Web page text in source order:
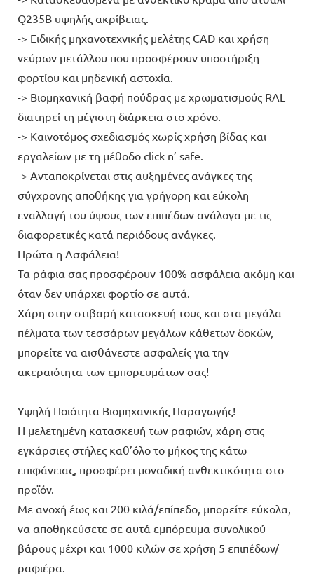
Q235B υψηλής ακρίβειας.
-> Ειδικής μηχανοτεχνικής μελέτης CAD και χρήση
νεύρων μετάλλου που προσφέρουν υποστήριξη
φορτίου και μηδενική αστοχία.
-> Βιομηχανική βαφή πούδρας με χρωματισμούς RAL
διατηρεί τη μέγιστη διάρκεια στο χρόνο.
-> Καινοτόμος σχεδιασμός χωρίς χρήση βίδας και
εργαλείων με τη μέθοδο click n’ safe.
-> Ανταποκρίνεται στις αυξημένες ανάγκες της
σύγχρονης αποθήκης για γρήγορη και εύκολη
εναλλαγή του ύψους των επιπέδων ανάλογα με τις
διαφορετικές κατά περιόδους ανάγκες.
Πρώτα η Ασφάλεια!
Τα ράφια σας προσφέρουν 100% ασφάλεια ακόμη και
όταν δεν υπάρχει φορτίο σε αυτά.
Χάρη στην στιβαρή κατασκευή τους και στα μεγάλα
πέλματα των τεσσάρων μεγάλων κάθετων δοκών,
μπορείτε να αισθάνεστε ασφαλείς για την
ακεραιότητα των εμπορευμάτων σας!
Υψηλή Ποιότητα Βιομηχανικής Παραγωγής!
Η μελετημένη κατασκευή των ραφιών, χάρη στις
εγκάρσιες στήλες καθ’όλο το μήκος της κάτω
επιφάνειας, προσφέρει μοναδική ανθεκτικότητα στο
προϊόν.
Με ανοχή έως και 200 κιλά/επίπεδο, μπορείτε εύκολα,
να αποθηκεύσετε σε αυτά εμπόρευμα συνολικού
βάρους μέχρι και 1000 κιλών σε χρήση 5 επιπέδων/
ραφιέρα.